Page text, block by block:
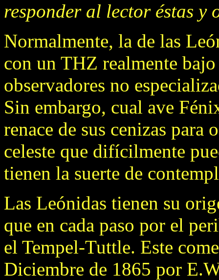
responder al lector éstas y
Normalmente, la de las
con un THZ realmente
observadores no
Sin embargo, cual ave
renace de sus cenizas para
celeste que difícilmente
tienen la suerte de
Las Leónidas tienen su
que en cada paso por el
el Tempel-Tuttle. Este
Diciembre de 1865 por